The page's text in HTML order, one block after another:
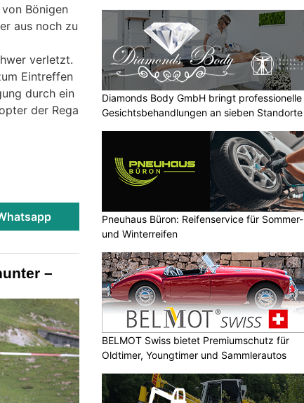
Bönigen
aus noch zu
verletzt.
Eintreffen
durch ein
der Rega
–
Diamonds Body GmbH bringt professionelle
Gesichtsbehandlungen an sieben Standorte
Pneuhaus Büron: Reifenservice für Sommer-
und Winterreifen
BELMOT Swiss bietet Premiumschutz für
Oldtimer, Youngtimer und Sammlerautos